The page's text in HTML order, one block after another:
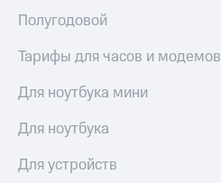
Полугодовой
Тарифы для часов и модемов
Для ноутбука мини
Для ноутбука
Для устройств